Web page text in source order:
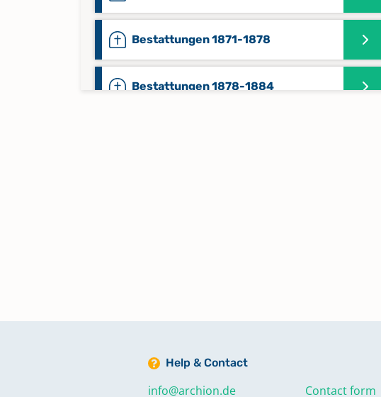
Bestattungen 1871-1878
Bestattungen 1878-1884
Bestattungen 1846-1852
Help & Contact
info@archion.de Contact form